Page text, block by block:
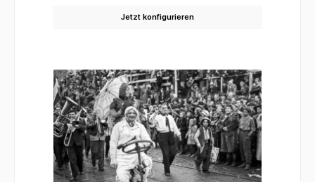
Jetzt konfigurieren